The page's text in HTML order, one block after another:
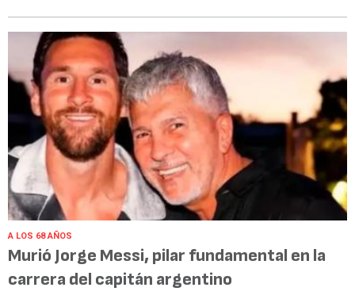
A LOS 68 AÑOS
Murió Jorge Messi, pilar fundamental en la
carrera del capitán argentino